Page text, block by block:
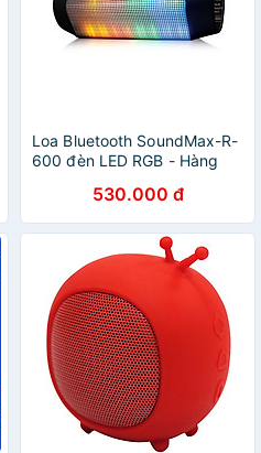
Loa Bluetooth SoundMax-R-
600 đèn LED RGB - Hàng
530.000 đ